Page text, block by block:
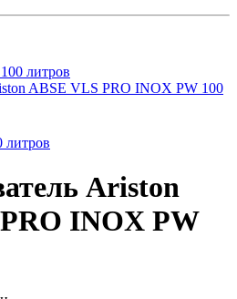
литров
ABSE VLS PRO INOX PW 100
Ariston
INOX PW